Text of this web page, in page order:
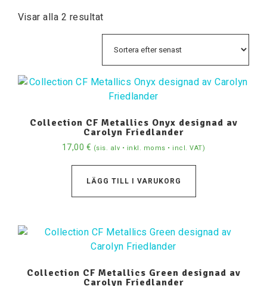
Visar alla 2 resultat
Collection CF Metallics Onyx designad av
Carolyn Friedlander
17,00 € (sis. alv • inkl. moms • incl. VAT)
LÄGG TILL I VARUKORG
Collection CF Metallics Green designad av
Carolyn Friedlander